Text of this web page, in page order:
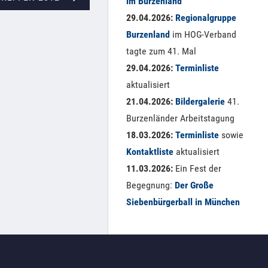
29.04.2026: Regionalgruppe
Burzenland im HOG-Verband
tagte zum 41. Mal
29.04.2026: Terminliste
aktualisiert
21.04.2026: Bildergalerie 41.
Burzenländer Arbeitstagung
18.03.2026: Terminliste sowie
Kontaktliste aktualisiert
11.03.2026: Ein Fest der
Begegnung: Der Große
Siebenbürgerball in München